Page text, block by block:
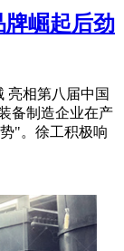
牌崛起后劲
亮相第八届中国
备制造企业在产
"。徐工积极响